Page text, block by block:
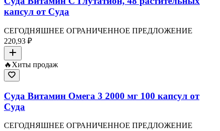
капсул от Суда
СЕГОДНЯШНЕЕ ОГРАНИЧЕННОЕ ПРЕДЛОЖЕНИЕ
220,93 ₽
🔥 Хиты продаж
Суда Витамин Омега 3 2000 мг 100 капсул от
Суда
СЕГОДНЯШНЕЕ ОГРАНИЧЕННОЕ ПРЕДЛОЖЕНИЕ